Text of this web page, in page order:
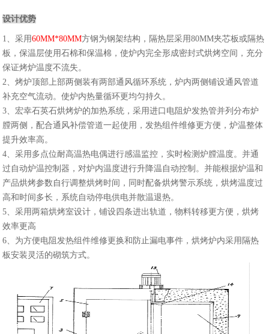
设计优势
1、采用60MM*80MM方钢为钢架结构，隔热层采用80MM夹芯板或隔热
板，保温层使用石棉和保温棉，使炉内完全形成密封式烘烤空间，充分
保证烤炉温度不流失。
2、烤炉顶部上部两侧装有两部通风循环系统，炉内两侧铺设通风管道
补充空气流动。使炉内热量循环更均匀持久。
3、宏幸石英石烘烤炉的加热系统，采用进口电阻炉发热管并列分布炉
膛两侧，配合通风补偿管道一起使用，发热组件维修更方便，炉温整体
提升效率高。
4、采用多点位耐高温热电偶进行感温监控，实时检测炉膛温度。并通
过自动炉温控制器，对炉内温度进行升降温自动控制。并能根据炉温和
产品烘烤参数自行调整烘烤时间，同时配备烘烤警示系统，烘烤温度过
高和时间多长，系统自动停电供电并散温退热。
5、采用两箱烘烤室设计，铺设四条进出轨道，物料转移更方便，烘烤
效率更高
6、为方便电阻发热组件维修更换和防止漏电事件，烘烤炉内采用隔热
板安装灵活的砌筑方式。